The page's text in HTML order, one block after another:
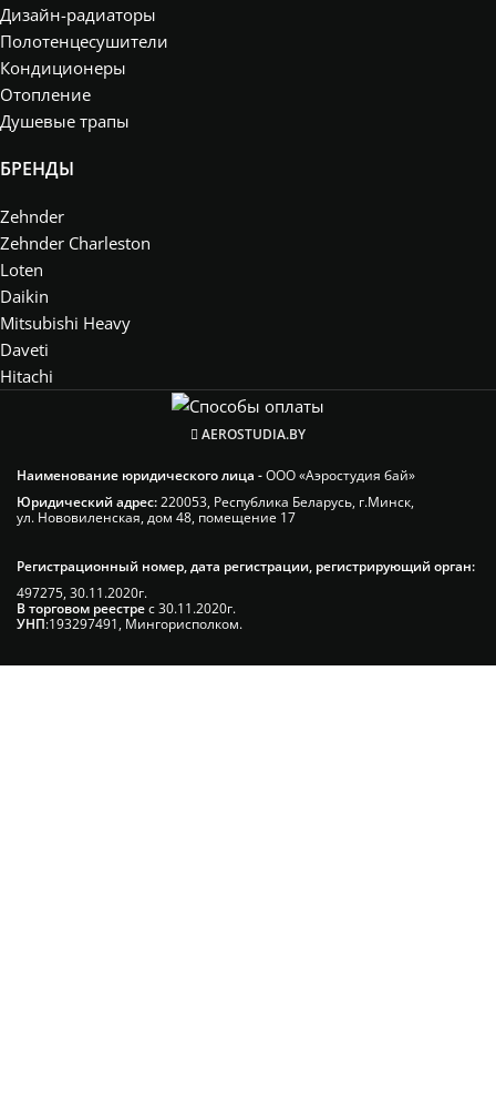
Дизайн-радиаторы
Полотенцесушители
Кондиционеры
Отопление
Душевые трапы
БРЕНДЫ
Zehnder
Zehnder Charleston
Loten
Daikin
Mitsubishi Heavy
Daveti
Hitachi
AEROSTUDIA.BY
Наименование юридического лица -ООО «Аэростудия бай»
Юридический адрес:220053, Республика Беларусь, г.Минск,
ул. Нововиленская, дом 48, помещение 17
Регистрационный номер, дата регистрации, регистрирующий орган:
497275, 30.11.2020г.
В торговом реестрес 30.11.2020г.
УНП:193297491, Мингорисполком.